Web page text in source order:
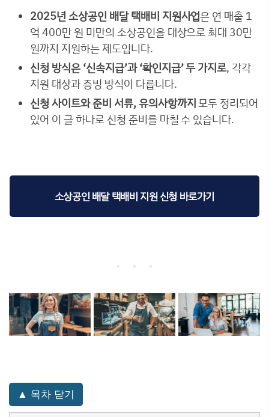
2025년 소상공인 배달 택배비 지원사업은 연 매출 1
억 400만 원 미만의 소상공인을 대상으로 최대 30만
원까지 지원하는 제도입니다.
신청 방식은 ‘신속지급’과 ‘확인지급’ 두 가지로, 각각
지원 대상과 증빙 방식이 다릅니다.
신청 사이트와 준비 서류, 유의사항까지모두 정리되어
있어 이 글 하나로 신청 준비를 마칠 수 있습니다.
소상공인 배달 택배비 지원 신청 바로가기
▲ 목차 닫기